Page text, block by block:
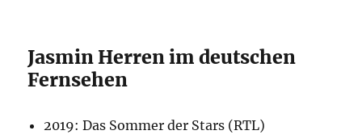
Jasmin Herren im deutschen
Fernsehen
2019: Das Sommer der Stars (RTL)